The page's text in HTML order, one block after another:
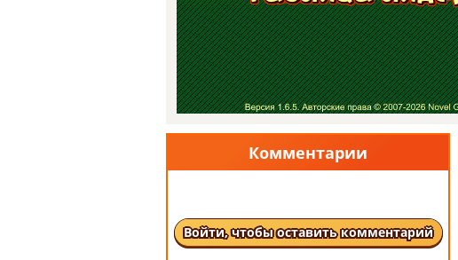
Комментарии
Войти, чтобы оставить комментарий
60
(Переведено)Это весело —
увеличивать умственный
прогресс
(Оригинал) 好玩阿可以增加頭腦進步
по 楊惠婷
2025-09-28
Нравится2
(Переведено)Я играл в эту игру
тысячи раз еще более пяти лет
назад. Задолго до того, как
нужны и удача, и мастерство.
(Оригинал) I played this 1000s of times well
over 5 years ago. Long before any "cheats"